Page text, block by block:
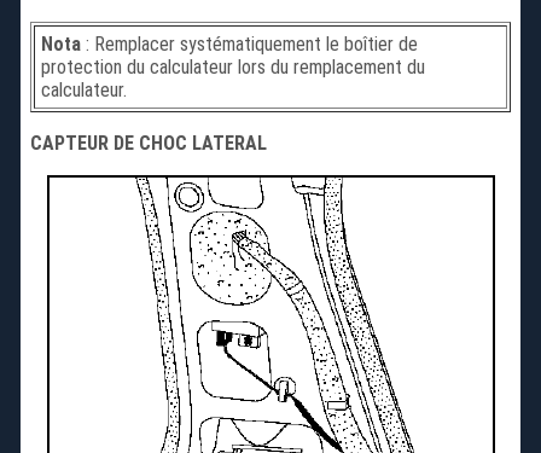
Nota: Remplacer systématiquement le boîtier de
protection du calculateur lors du remplacement du
calculateur.
CAPTEUR DE CHOC LATERAL